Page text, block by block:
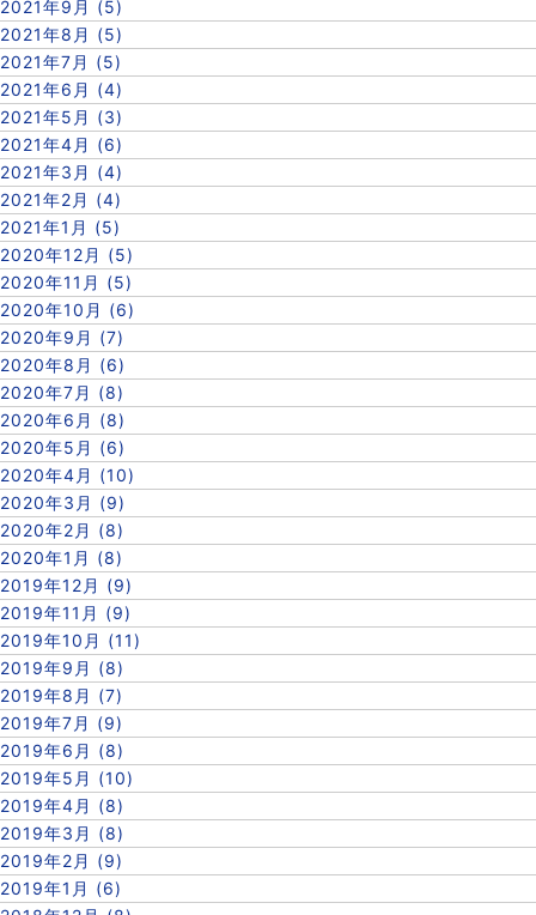
2021年9月 (5)
2021年8月 (5)
2021年7月 (5)
2021年6月 (4)
2021年5月 (3)
2021年4月 (6)
2021年3月 (4)
2021年2月 (4)
2021年1月 (5)
2020年12月 (5)
2020年11月 (5)
2020年10月 (6)
2020年9月 (7)
2020年8月 (6)
2020年7月 (8)
2020年6月 (8)
2020年5月 (6)
2020年4月 (10)
2020年3月 (9)
2020年2月 (8)
2020年1月 (8)
2019年12月 (9)
2019年11月 (9)
2019年10月 (11)
2019年9月 (8)
2019年8月 (7)
2019年7月 (9)
2019年6月 (8)
2019年5月 (10)
2019年4月 (8)
2019年3月 (8)
2019年2月 (9)
2019年1月 (6)